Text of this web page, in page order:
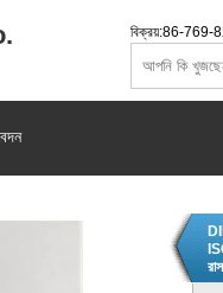
বিক্রয়:86-769-